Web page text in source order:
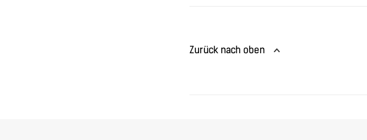
Zurück nach oben